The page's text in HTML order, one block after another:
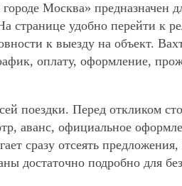
Москва» предназначен
странице удобно перейти к
к выезду на объект.
оплату, оформление,
поездки. Перед откликом
аванс, официальное
сразу отсеять
достаточно подробно для